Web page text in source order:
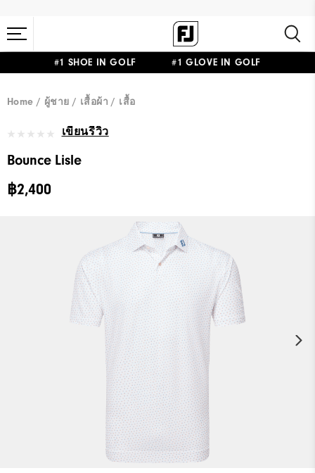
#1 SHOE IN GOLF #1 GLOVE IN GOLF
Home ผู้ชาย เสื้อผ้า เสื้อ
เขียนรีวิว
Bounce Lisle
฿2,400